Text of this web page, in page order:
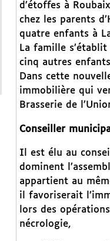
d’étoffes à
chez les parents
quatre enfants à
La famille s’établit
cinq autres
Dans cette
immobilière qui
Brasserie de
Conseiller
Il est élu au
dominent
appartient au
il favoriserait
lors des
nécrologie,